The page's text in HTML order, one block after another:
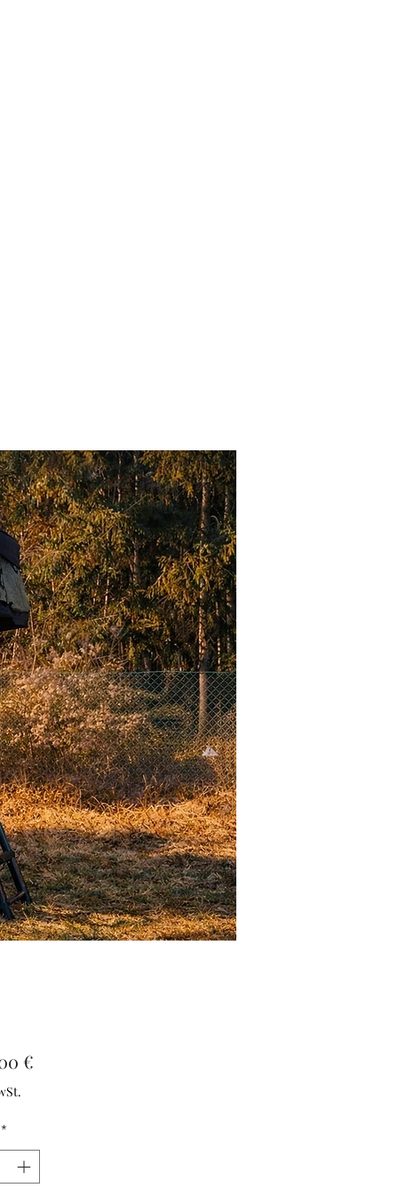
€Preis
*